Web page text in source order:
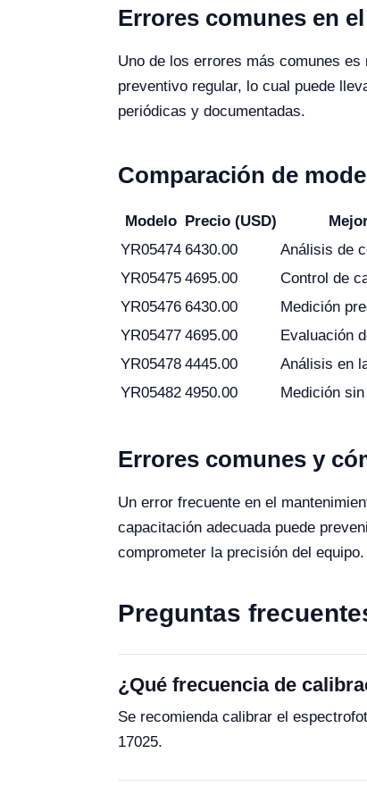
Errores comunes en
Uno de los errores más comunes
preventivo regular, lo cual puede
periódicas y documentadas.
Comparación de
Modelo Precio (USD)
YR05474 6430.00 Análisis de
YR05475 4695.00 Control de
YR05476 6430.00 Medición
YR05477 4695.00 Evaluación
YR05478 4445.00 Análisis en
YR05482 4950.00 Medición
Errores comunes y
Un error frecuente en el
capacitación adecuada puede
comprometer la precisión del equipo.
Preguntas
¿Qué frecuencia de
Se recomienda calibrar el
17025.